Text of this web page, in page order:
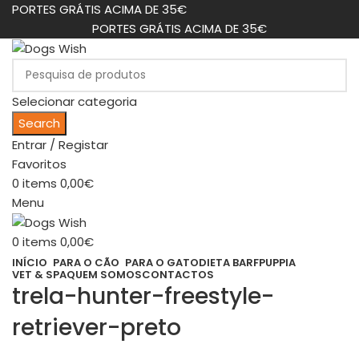
PORTES GRÁTIS ACIMA DE 35€
PORTES GRÁTIS ACIMA DE 35€
Selecionar categoria
Search
Entrar / Registar
Favoritos
0 items 0,00€
Menu
0 items 0,00€
INÍCIO PARA O CÃO PARA O GATODIETA BARFPUPPIA
VET & SPAQUEM SOMOSCONTACTOS
trela-hunter-freestyle-
retriever-preto